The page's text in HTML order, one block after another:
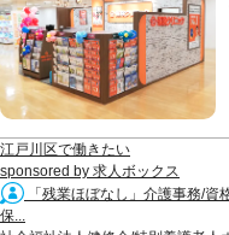
江戸川区で働きたい
sponsored by 求人ボックス
「残業ほぼなし」介護事務/
保...